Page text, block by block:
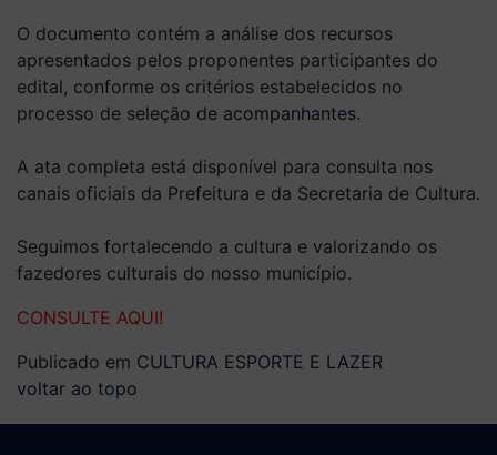
O documento contém a análise dos recursos
apresentados pelos proponentes participantes do
edital, conforme os critérios estabelecidos no
processo de seleção de acompanhantes.
A ata completa está disponível para consulta nos
canais oficiais da Prefeitura e da Secretaria de Cultura.
Seguimos fortalecendo a cultura e valorizando os
fazedores culturais do nosso município.
CONSULTE AQUI!
Publicado em CULTURA ESPORTE E LAZER
voltar ao topo